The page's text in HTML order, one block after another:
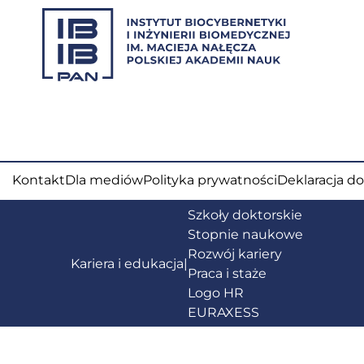
KontaktDla mediówPolityka prywatnościDeklaracja
Kariera i edukacja|
Szkoły doktorskie
Stopnie naukowe
Rozwój kariery
Praca i staże
Logo HR
EURAXESS